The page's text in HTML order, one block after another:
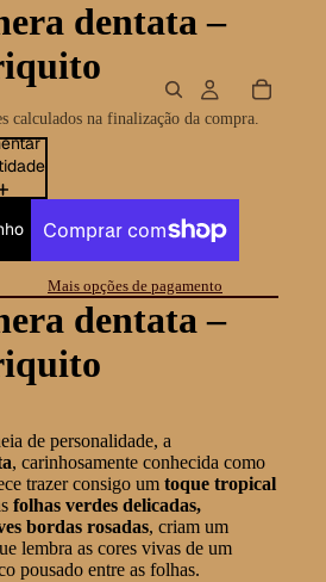
dentata –
calculados na finalização da compra.
Mais opções de pagamento
dentata –
de personalidade, a
, carinhosamente conhecida como
trazer consigo um toque tropical
folhas verdes delicadas,
bordas rosadas, criam um
lembra as cores vivas de um
pousado entre as folhas.